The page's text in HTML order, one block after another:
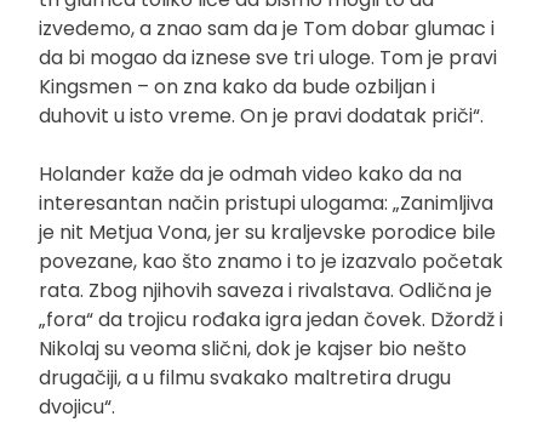
izvedemo, a znao sam da je Tom dobar glumac i
da bi mogao da iznese sve tri uloge. Tom je pravi
Kingsmen – on zna kako da bude ozbiljan i
duhovit u isto vreme. On je pravi dodatak priči“.
Holander kaže da je odmah video kako da na
interesantan način pristupi ulogama: „Zanimljiva
je nit Metjua Vona, jer su kraljevske porodice bile
povezane, kao što znamo i to je izazvalo početak
rata. Zbog njihovih saveza i rivalstava. Odlična je
„fora“ da trojicu rođaka igra jedan čovek. Džordž i
Nikolaj su veoma slični, dok je kajser bio nešto
drugačiji, a u filmu svakako maltretira drugu
dvojicu“.